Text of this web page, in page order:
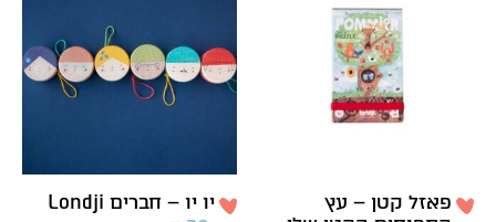
פאזל קטן – עץ
יו יו – חברים Londji